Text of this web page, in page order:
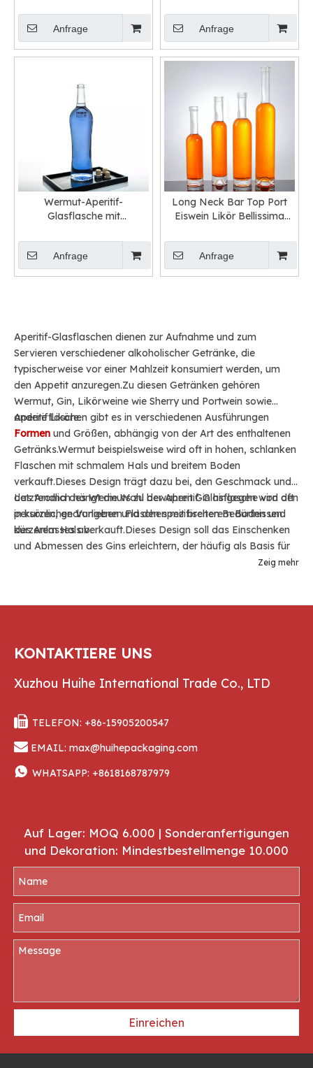
Anfrage Anfrage
Wermut-Aperitif-
Glasflasche mit
Anfrage
Long Neck Bar Top Port
Eiswein Likör Bellissima
Anfrage
Aperitif-Glasflaschen dienen zur Aufnahme und zum
Servieren verschiedener alkoholischer Getränke, die
typischerweise vor einer Mahlzeit konsumiert werden, um
den Appetit anzuregen.Zu diesen Getränken gehören
Wermut, Gin, Likörweine wie Sherry und Portwein sowie
andere Liköre.
Aperitifflaschen gibt es in verschiedenen Ausführungen
Formen und Größen, abhängig von der Art des enthaltenen
Getränks.Wermut beispielsweise wird oft in hohen, schlanken
Flaschen mit schmalem Hals und breitem Boden
verkauft.Dieses Design trägt dazu bei, den Geschmack und
das Aroma des Wermuts zu bewahren.Gin hingegen wird oft
in kurzen, gedrungenen Flaschen mit breiterem Boden und
kürzerem Hals verkauft.Dieses Design soll das Einschenken
und Abmessen des Gins erleichtern, der häufig als Basis für
Letztendlich hängt die Wahl der Aperitif-Glasflasche von den
persönlichen Vorlieben und den spezifischen Bedürfnissen
des Anlasses ab.
Zeig mehr
KONTAKTIERE UNS
Xuzhou Huihe International Trade Co., LTD
 TELEFON: +86-15905200547
 EMAIL: max@huihepackaging.com
 WHATSAPP: +8618168787979
Auf Lager: MOQ 6.000 | Sonderanfertigungen
und Dekoration: Mindestbestellmenge 10.000
Einreichen